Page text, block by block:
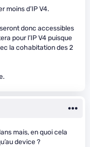
moins d’IP V4.
seront donc accessibles
pour l’IP V4 puisque
la cohabitation des 2
mais, en quoi cela
device ?